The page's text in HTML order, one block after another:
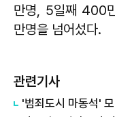
만명, 5일째 400
만명을 넘어섰다.
관련기사
'범죄도시 마동석'